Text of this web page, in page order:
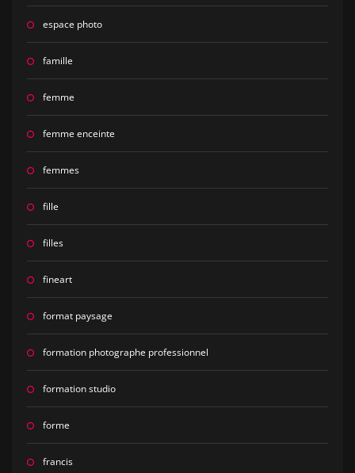
espace photo
famille
femme
femme enceinte
femmes
fille
filles
fineart
format paysage
formation photographe professionnel
formation studio
forme
francis